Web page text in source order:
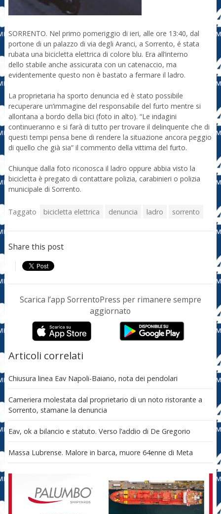
SORRENTO. Nel primo pomeriggio di ieri, alle ore 13:40, dal
portone di un palazzo di via degli Aranci, a Sorrento, é stata
rubata una bicicletta elettrica di colore blu. Era all’interno
dello stabile anche assicurata con un catenaccio, ma
evidentemente questo non è bastato a fermare il ladro.
La proprietaria ha sporto denuncia ed è stato possibile
recuperare un’immagine del responsabile del furto mentre si
allontana a bordo della bici (foto in alto). “Le indagini
continueranno e si farà di tutto per trovare il delinquente che di
questi tempi pensa bene di rendere la situazione ancora peggio
di quello che già sia” il commento della vittima del furto.
Chiunque dalla foto riconosca il ladro oppure abbia visto la
bicicletta è pregato di contattare polizia, carabinieri o polizia
municipale di Sorrento.
Taggato bicicletta elettrica denuncia ladro sorrento
Share this post
Scarica l’app SorrentoPress per rimanere sempre
aggiornato
Articoli correlati
Chiusura linea Eav Napoli-Baiano, nota dei pendolari
Cameriera molestata dal proprietario di un noto ristorante a
Sorrento, stamane la denuncia
Eav, ok a bilancio e statuto. Verso l’addio di De Gregorio
Massa Lubrense. Malore in barca, muore 64enne di Meta